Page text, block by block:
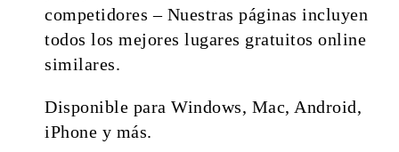
competidores – Nuestras páginas incluyen
todos los mejores lugares gratuitos online
similares.
Disponible para Windows, Mac, Android,
iPhone y más.